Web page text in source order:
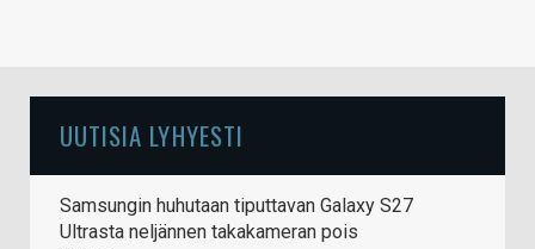
UUTISIA LYHYESTI
Samsungin huhutaan tiputtavan Galaxy S27
Ultrasta neljännen takakameran pois